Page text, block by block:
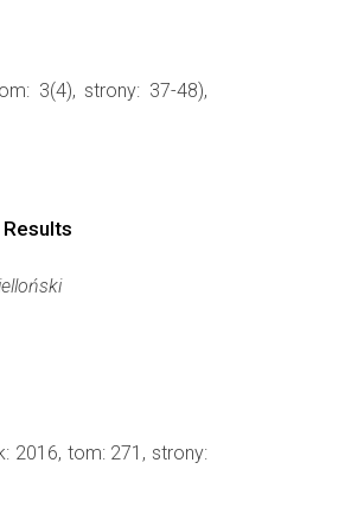
3(4), strony: 37-48),
2016, tom: 271, strony: